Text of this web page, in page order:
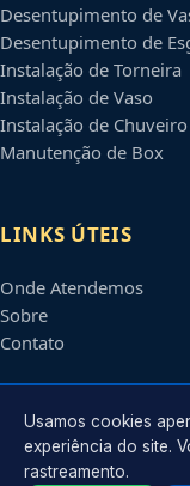
Desentupimento de
Desentupimento de
Instalação de Torneira
Instalação de Vaso
Instalação de Chuveiro
Manutenção de Box
LINKS ÚTEIS
Onde Atendemos
Sobre
Contato
CONTATO
Atendimento em
Usamos cookies
experiência do site.
rastreamento.